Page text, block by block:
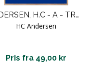
ANDERSEN, H.C - A - TRÆ MED FIGURER / A 10
HC Andersen
Pris fra 49,00 kr